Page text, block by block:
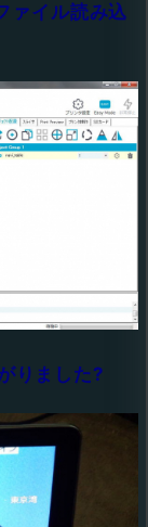
ァイル読み込
りました?